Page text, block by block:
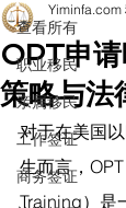
查看所有
职业移民
亲属移民
工作签证
商务签证
OPT申
策略与法
Yiminfa.com
对于在美国
生而言，
Training）是